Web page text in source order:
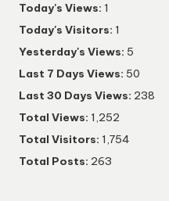
Today's Views: 1
Today's Visitors: 1
Yesterday's Views: 5
Last 7 Days Views: 50
Last 30 Days Views: 238
Total Views: 1,252
Total Visitors: 1,754
Total Posts: 263